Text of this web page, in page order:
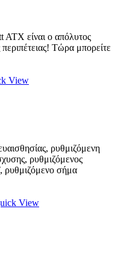
ATX είναι ο απόλυτος
περιπέτειας! Τώρα μπορείτε
View
ρυθμιζόμενη
ρυθμιζόμενος
ρυθμιζόμενο σήμα
View